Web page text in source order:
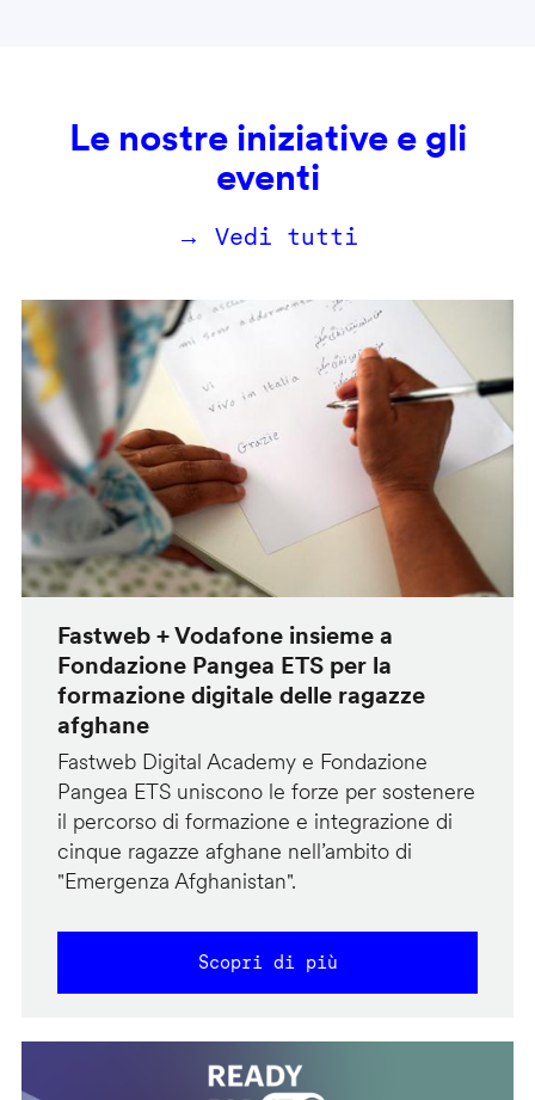
Le nostre iniziative e gli
eventi
→ Vedi tutti
Fastweb + Vodafone insieme a
Fondazione Pangea ETS per la
formazione digitale delle ragazze
afghane
Fastweb Digital Academy e Fondazione
Pangea ETS uniscono le forze per sostenere
il percorso di formazione e integrazione di
cinque ragazze afghane nell’ambito di
"Emergenza Afghanistan".
Scopri di più